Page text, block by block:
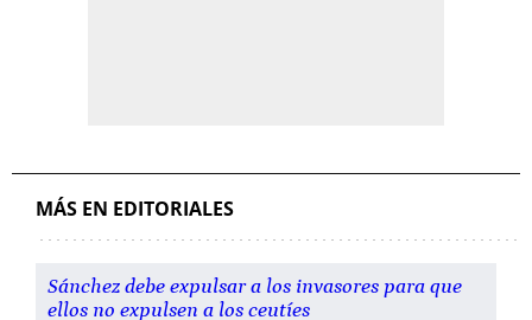
MÁS EN EDITORIALES
Sánchez debe expulsar a los invasores para que
ellos no expulsen a los ceutíes